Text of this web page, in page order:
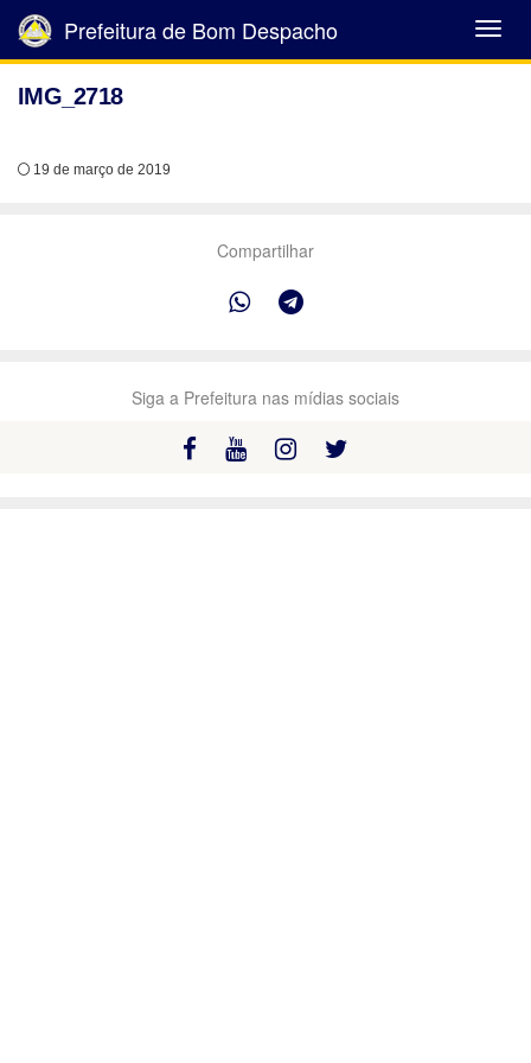
Abrir
Menu
Prefeitura de Bom Despacho
IMG_2718
19 de março de 2019
Compartilhar
Siga a Prefeitura nas mídias sociais